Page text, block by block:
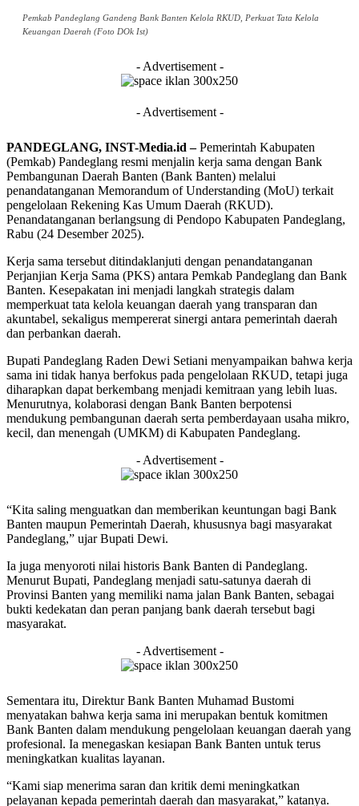
Pemkab Pandeglang Gandeng Bank Banten Kelola RKUD, Perkuat Tata Kelola
Keuangan Daerah (Foto DOk Ist)
- Advertisement -
- Advertisement -
PANDEGLANG, INST-Media.id –Pemerintah Kabupaten
(Pemkab) Pandeglang resmi menjalin kerja sama dengan Bank
Pembangunan Daerah Banten (Bank Banten) melalui
penandatanganan Memorandum of Understanding (MoU) terkait
pengelolaan Rekening Kas Umum Daerah (RKUD).
Penandatanganan berlangsung di Pendopo Kabupaten Pandeglang,
Rabu (24 Desember 2025).
Kerja sama tersebut ditindaklanjuti dengan penandatanganan
Perjanjian Kerja Sama (PKS) antara Pemkab Pandeglang dan Bank
Banten. Kesepakatan ini menjadi langkah strategis dalam
memperkuat tata kelola keuangan daerah yang transparan dan
akuntabel, sekaligus mempererat sinergi antara pemerintah daerah
dan perbankan daerah.
Bupati Pandeglang Raden Dewi Setiani menyampaikan bahwa kerja
sama ini tidak hanya berfokus pada pengelolaan RKUD, tetapi juga
diharapkan dapat berkembang menjadi kemitraan yang lebih luas.
Menurutnya, kolaborasi dengan Bank Banten berpotensi
mendukung pembangunan daerah serta pemberdayaan usaha mikro,
kecil, dan menengah (UMKM) di Kabupaten Pandeglang.
- Advertisement -
“Kita saling menguatkan dan memberikan keuntungan bagi Bank
Banten maupun Pemerintah Daerah, khususnya bagi masyarakat
Pandeglang,” ujar Bupati Dewi.
Ia juga menyoroti nilai historis Bank Banten di Pandeglang.
Menurut Bupati, Pandeglang menjadi satu-satunya daerah di
Provinsi Banten yang memiliki nama jalan Bank Banten, sebagai
bukti kedekatan dan peran panjang bank daerah tersebut bagi
masyarakat.
- Advertisement -
Sementara itu, Direktur Bank Banten Muhamad Bustomi
menyatakan bahwa kerja sama ini merupakan bentuk komitmen
Bank Banten dalam mendukung pengelolaan keuangan daerah yang
profesional. Ia menegaskan kesiapan Bank Banten untuk terus
meningkatkan kualitas layanan.
“Kami siap menerima saran dan kritik demi meningkatkan
pelayanan kepada pemerintah daerah dan masyarakat,” katanya.